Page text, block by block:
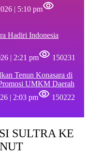
| 5:10 pm
Hadiri Indonesia
| 2:21 pm
150231
Tenun Konasara di
UMKM Daerah
| 2:03 pm 150222
SULTRA KE